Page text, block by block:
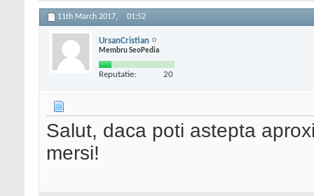
11th March 2017, 01:52
UrsanCristian
Membru SeoPedia
Reputatie: 20
Salut, daca poti astepta
mersi!